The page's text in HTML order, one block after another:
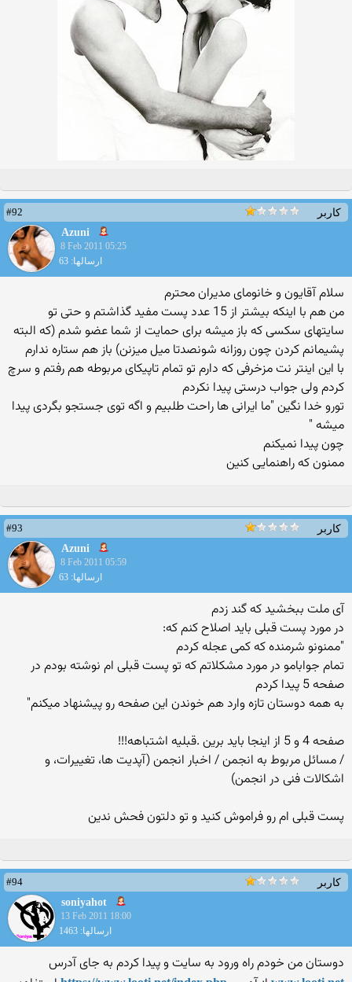
کاربر
#92
Azuni
8 Feb 2011 05:25
ارسالها: 63
سلام آقایون و خانومای مدیران محترم
من هم با اینکه بیشتر از 15 عدد پست مفید گذاشتم و حتی تو
سایتهای سکسی که باز میشه برای حمایت از شما عضو شدم (که البته
پشیمانم کردن چون روزانه شونصدتا میل میزنن) باز هم ستاره ندارم
با این اینتر نت مزخرفی که دارم تو تمام تاپیکای مربوطه هم رفتم و سرچ
کردم ولی جواب درستی پیدا نکردم
تورو خدا نگین "ما ایرانی ها راحت طلبیم و اگه توی جستجو بگردی پیدا
میشه "
چون پیدا نمیکنم
ممنون که راهنمایی کنین
کاربر
#93
Azuni
8 Feb 2011 05:59
ارسالها: 63
آی ملت ببخشید که گند زدم
در مورد پست قبلی باید اصلاح کنم که:
"ممنونو شرمنده که کمی عجله کردم
تمام جوابامو در مورد مشکلاتم که تو پست قبلی ام نوشته بودم در
صفحه 5 پیدا کردم
به همه دوستان تازه وارد هم خوندن این صفحه رو پیشنهاد میکنم"
صفحه 4 و 5 از اینجا باید برین .قبلیه اشتباهه!!!
/ مسائل مربوط به انجمن / اخبار انجمن (آپدیت ها، تغییرات، و
اشکالات فنی در انجمن)
پست قبلی ام رو فراموش کنید و تو دلتون فحش ندین
کاربر
#94
soniyahot
13 Feb 2011 18:00
ارسالها: 1463
دوستان من خودم راه ورود به سایت و پیدا كردم به جای آدرس